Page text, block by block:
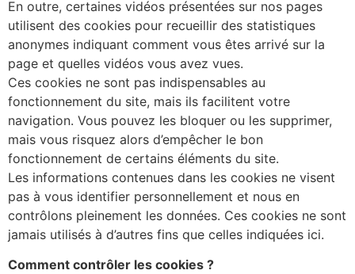
En outre, certaines vidéos présentées sur nos pages
utilisent des cookies pour recueillir des statistiques
anonymes indiquant comment vous êtes arrivé sur la
page et quelles vidéos vous avez vues.
Ces cookies ne sont pas indispensables au
fonctionnement du site, mais ils facilitent votre
navigation. Vous pouvez les bloquer ou les supprimer,
mais vous risquez alors d’empêcher le bon
fonctionnement de certains éléments du site.
Les informations contenues dans les cookies ne visent
pas à vous identifier personnellement et nous en
contrôlons pleinement les données. Ces cookies ne sont
jamais utilisés à d’autres fins que celles indiquées ici.
Comment contrôler les cookies ?